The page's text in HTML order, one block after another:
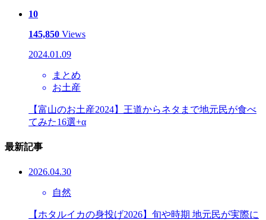
10
145,850 Views
2024.01.09
まとめ
お土産
【富山のお土産2024】王道からネタまで地元民が食べ
てみた16選+α
最新記事
2026.04.30
自然
【ホタルイカの身投げ2026】旬や時期 地元民が実際に